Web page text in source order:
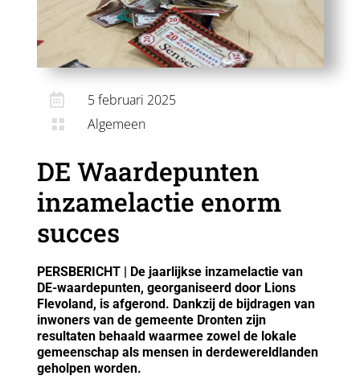
 5 februari 2025
 Algemeen
DE Waardepunten
inzamelactie enorm
succes
PERSBERICHT | De jaarlijkse inzamelactie van
DE-waardepunten, georganiseerd door Lions
Flevoland, is afgerond. Dankzij de bijdragen van
inwoners van de gemeente Dronten zijn
resultaten behaald waarmee zowel de lokale
gemeenschap als mensen in derdewereldlanden
geholpen worden.